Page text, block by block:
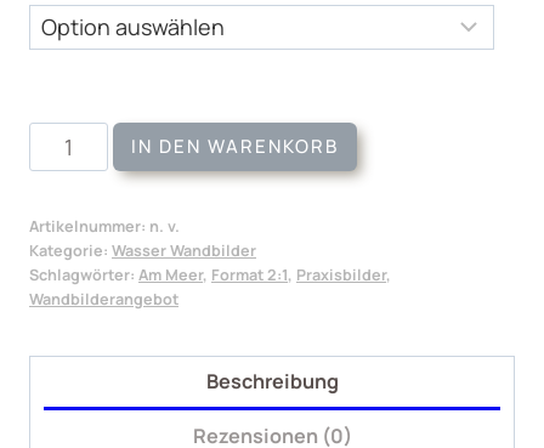
Wandbild
Türkise
Menge
IN DEN WARENKORB
Artikelnummer: n. v.
Kategorie: Wasser Wandbilder
Schlagwörter: Am Meer, Format 2:1, Praxisbilder,
Wandbilderangebot
Beschreibung
Rezensionen (0)